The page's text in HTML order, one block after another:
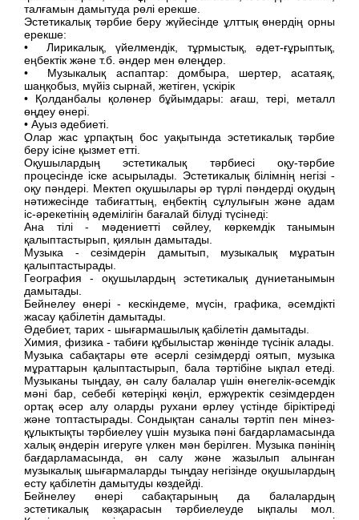
талғамын дамытуда рөлі ерекше.
Эстетикалық тәрбие беру жүйесінде ұлттық өнердің орны
ерекше:
• Лирикалық, үйелмендік, тұрмыстық, әдет-ғұрыптық,
еңбектік және т.б. әндер мен өлеңдер.
• Музыкалық аспаптар: домбыра, шертер, асатаяқ,
шаңқобыз, мүйіз сырнай, жетіген, үскірік
• Қолданбалы қолөнер бұйымдары: ағаш, тері, металл
өңдеу өнері.
• Ауыз әдебиеті.
Олар жас ұрпақтың бос уақытында эстетикалық тәрбие
беру ісіне қызмет етті.
Оқушылардың эстетикалық тәрбиесі оқу-тәрбие
процесінде іске асырылады. Эстетикалық білімнің негізі -
оқу пәндері. Мектеп оқушылары әр түрлі пәндерді оқудың
нәтижесінде табиғаттың, еңбектің сұлулығын және адам
іс-әрекетінің әдемілігін бағалай білуді түсінеді:
Ана тілі - мәдениетті сөйлеу, көркемдік танымын
қалыптастырып, қиялын дамытады.
Музыка - сезімдерін дамытып, музыкалық мұратын
қалыптастырады.
География - оқушылардың эстетикалық дүниетанымын
дамытады.
Бейнелеу өнері - кескіндеме, мүсін, графика, әсемдікті
жасау қабілетін дамытады.
Әдебиет, тарих - шығармашылық қабілетін дамытады.
Химия, физика - табиғи құбылыстар жөнінде түсінік алады.
Музыка сабақтары өте әсерлі сезімдерді оятып, музыка
мұраттарын қалыптастырып, бала тәртібіне ықпал етеді.
Музыканы тыңдау, ән салу балалар үшін өнегелік-әсемдік
мәні бар, себебі көтеріңкі көңіл, ержүректік сезімдерден
ортақ әсер алу оларды рухани өрлеу үстінде біріктіреді
және топтастырады. Сондықтан саналы тәртіп пен мінез-
құлыктықты тәрбиелеу үшін музыка пәні бағдарламасында
халық әндерін игеруге үлкен мән берілген. Музыка пәнінің
бағдарламасында, ән салу және жазылып алынған
музыкалық шығармаларды тыңдау негізінде оқушылардың
есту қабілетін дамытуды көздейді.
Бейнелеу өнері сабақтарының да балалардың
эстетикалық көзқарасын тәрбиелеуде ықпалы мол.